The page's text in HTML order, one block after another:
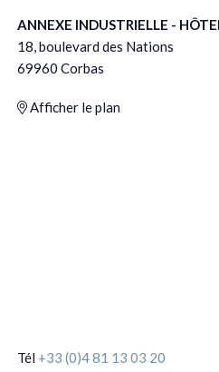
ANNEXE INDUSTRIELLE -
18, boulevard des Nations
69960 Corbas
Afficher le plan
Tél +33 (0)4 81 13 03 20